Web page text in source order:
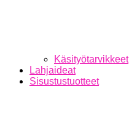
Käsityötarvikkeet
Lahjaideat
Sisustustuotteet